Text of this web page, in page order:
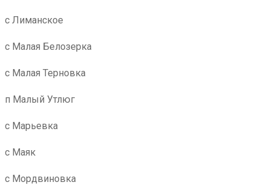
с Лиманское
с Малая Белозерка
с Малая Терновка
п Малый Утлюг
с Марьевка
с Маяк
с Мордвиновка